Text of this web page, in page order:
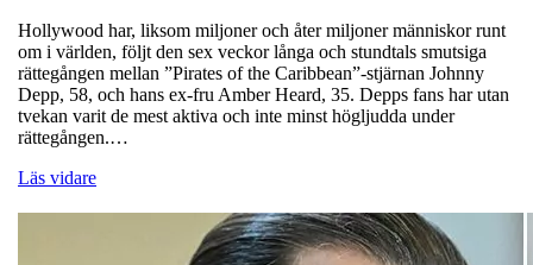
Hollywood har, liksom miljoner och åter miljoner människor runt
om i världen, följt den sex veckor långa och stundtals smutsiga
rättegången mellan ”Pirates of the Caribbean”-stjärnan Johnny
Depp, 58, och hans ex-fru Amber Heard, 35. Depps fans har utan
tvekan varit de mest aktiva och inte minst högljudda under
rättegången.…
Läs vidare